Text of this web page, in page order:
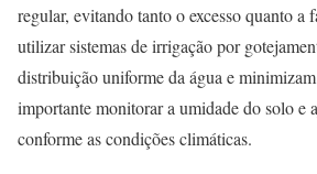
regular, evitando tanto o excesso quanto a
utilizar sistemas de irrigação por
distribuição uniforme da água e
importante monitorar a umidade do solo e
conforme as condições climáticas.